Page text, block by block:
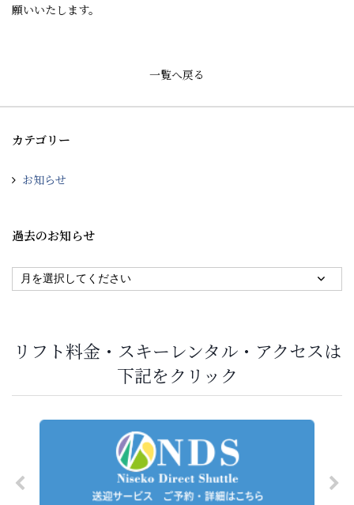
願いいたします。
一覧へ戻る
カテゴリー
お知らせ
過去のお知らせ
リフト料金・スキーレンタル・アクセスは
下記をクリック